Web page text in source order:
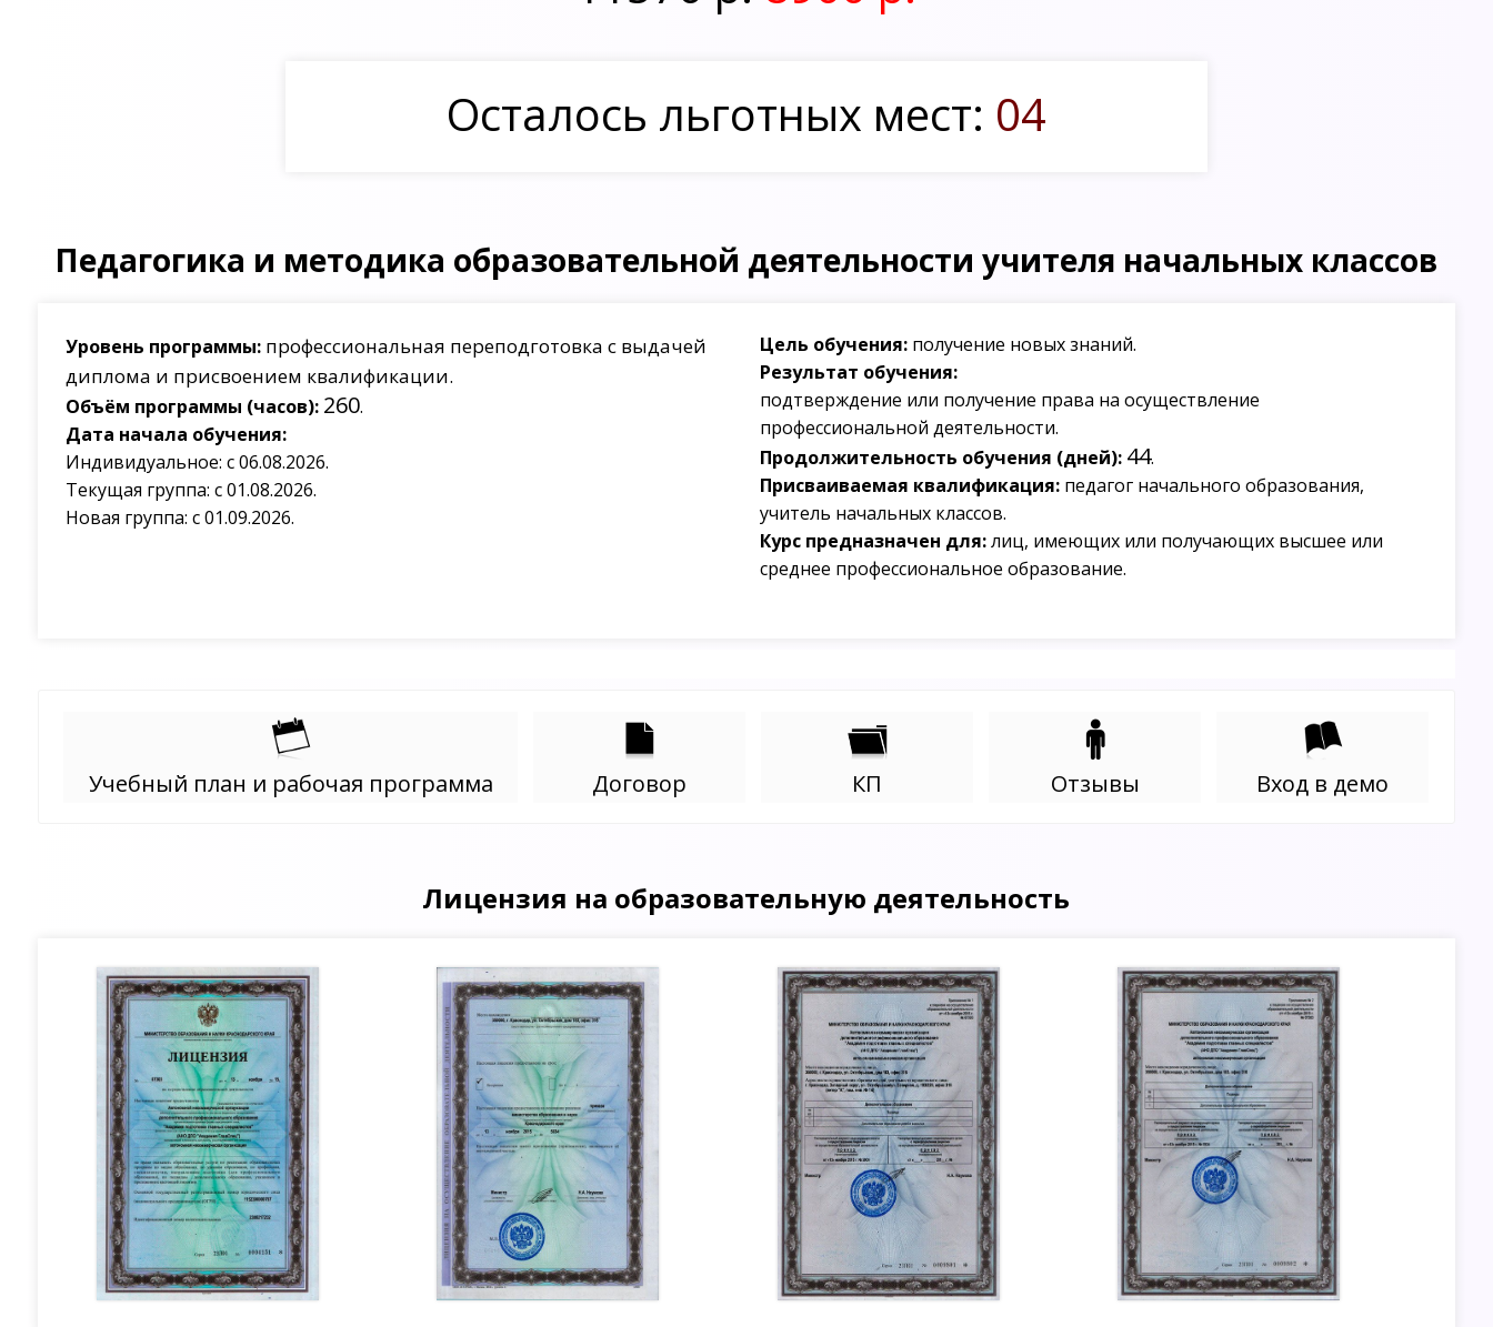
Осталось льготных мест: 04
Педагогика и методика образовательной деятельности учителя начальных классов
Уровень программы: профессиональная переподготовка с выдачей
диплома и присвоением квалификации.
Объём программы (часов): 260.
Дата начала обучения:
Индивидуальное: с 06.08.2026.
Текущая группа: с 01.08.2026.
Новая группа: с 01.09.2026.
Цель обучения: получение новых знаний.
Результат обучения:
подтверждение или получение права на осуществление
профессиональной деятельности.
Продолжительность обучения (дней): 44.
Присваиваемая квалификация: педагог начального образования,
учитель начальных классов.
Курс предназначен для:лиц, имеющих или получающих высшее или
среднее профессиональное образование.
Учебный план и рабочая программа Договор КП Отзывы Вход в демо
Лицензия на образовательную деятельность